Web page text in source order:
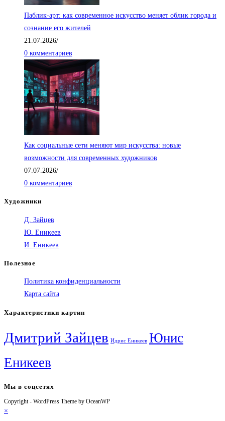
Паблик-арт: как современное искусство меняет облик города и
сознание его жителей
21.07.2026/
0 комментариев
Как социальные сети меняют мир искусства: новые
возможности для современных художников
07.07.2026/
0 комментариев
Художники
Д. Зайцев
Ю. Еникеев
И. Еникеев
Полезное
Политика конфиденциальности
Карта сайта
Характеристики картин
Дмитрий Зайцев Идрис Еникеев Юнис
Еникеев
Мы в соцсетях
Откроется
Откроется
Откроется
Откроется
Copyright - WordPress Theme by OceanWP
×